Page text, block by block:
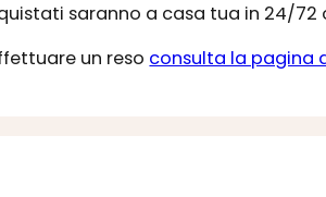
saranno a casa tua in 24/72
un reso consulta la pagina